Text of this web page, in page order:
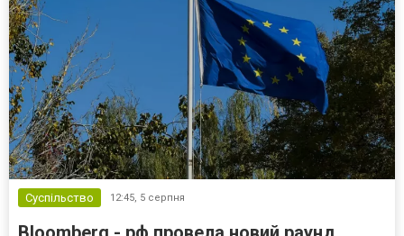
Суспільство 12:45, 5 серпня